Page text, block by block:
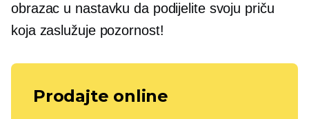
obrazac u nastavku da podijelite svoju priču
koja zaslužuje pozornost!
Prodajte online